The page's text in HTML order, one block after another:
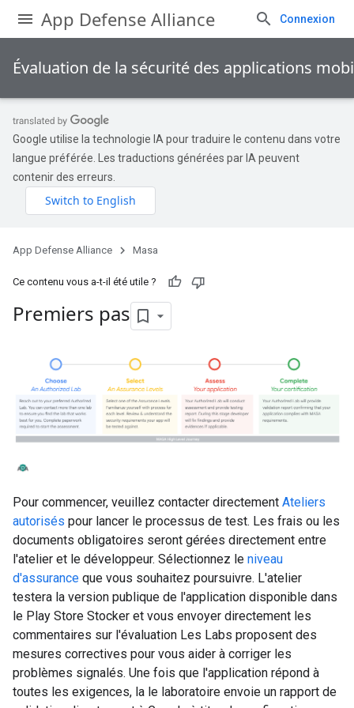
App Defense Alliance Connexion
Évaluation de la sécurité des applications
Google utilise la technologie IA pour traduire le contenu dans votre
langue préférée. Les traductions générées par IA peuvent
contenir des erreurs.
App Defense Alliance Masa
Ce contenu vous a-t-il été utile ?
Premiers pas
Pour commencer, veuillez contacter directement Ateliers
autorisés pour lancer le processus de test. Les frais ou les
documents obligatoires seront gérées directement entre
l'atelier et le développeur. Sélectionnez le niveau
d'assurance que vous souhaitez poursuivre. L'atelier
testera la version publique de l'application disponible dans
le Play Store Stocker et vous envoyer directement les
commentaires sur l'évaluation Les Labs proposent des
mesures correctives pour vous aider à corriger les
problèmes signalés. Une fois que l'application répond à
toutes les exigences, la le laboratoire envoie un rapport de